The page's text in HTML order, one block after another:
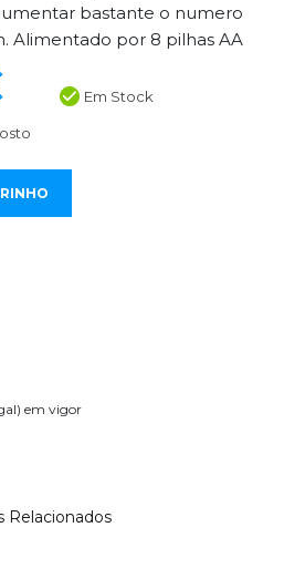
bastante o numero
Alimentado por 8 pilhas AA
Em Stock
em vigor
Relacionados